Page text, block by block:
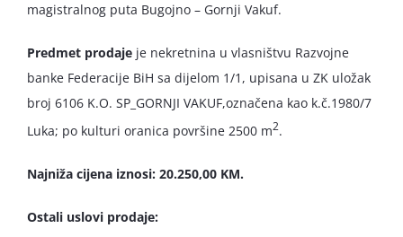
magistralnog puta Bugojno – Gornji Vakuf.
Predmet prodaje je nekretnina u vlasništvu Razvojne
banke Federacije BiH sa dijelom 1/1, upisana u ZK uložak
broj 6106 K.O. SP_GORNJI VAKUF,označena kao k.č.1980/7
Luka; po kulturi oranica površine 2500 m2.
Najniža cijena iznosi: 20.250,00 KM.
Ostali uslovi prodaje: